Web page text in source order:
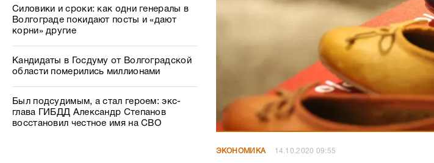
Силовики и сроки: как одни генералы в
Волгограде покидают посты и «дают
корни» другие
Кандидаты в Госдуму от Волгоградской
области померились миллионами
Был подсудимым, а стал героем: экс-
глава ГИБДД Александр Степанов
восстановил честное имя на СВО
ЭКОНОМИКА 14.10.2020 09:55